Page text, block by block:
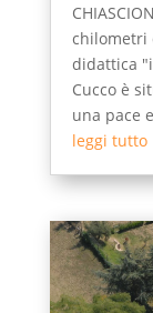
chilometri
didattica
Cucco è
una pace
leggi tutto